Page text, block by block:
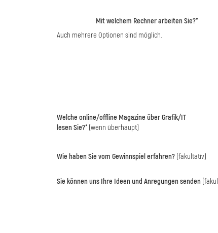
Mit welchem Rechner arbeiten Sie?*
Auch mehrere Optionen sind möglich.
Welche online/offline Magazine über Grafik/IT
lesen Sie?* (wenn überhaupt)
Wie haben Sie vom Gewinnspiel erfahren? (fakultativ)
Sie können uns Ihre Ideen und Anregungen senden